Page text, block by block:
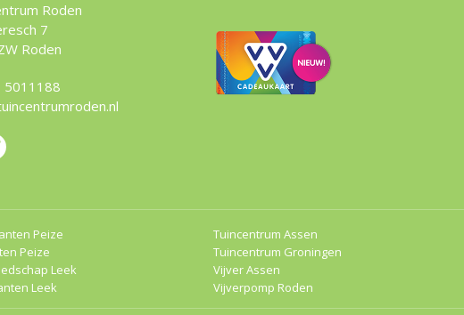
Roden
7
Roden
5011188
Peize
Peize
Leek
Leek
Tuincentrum Assen
Tuincentrum Groningen
Vijver Assen
Vijverpomp Roden